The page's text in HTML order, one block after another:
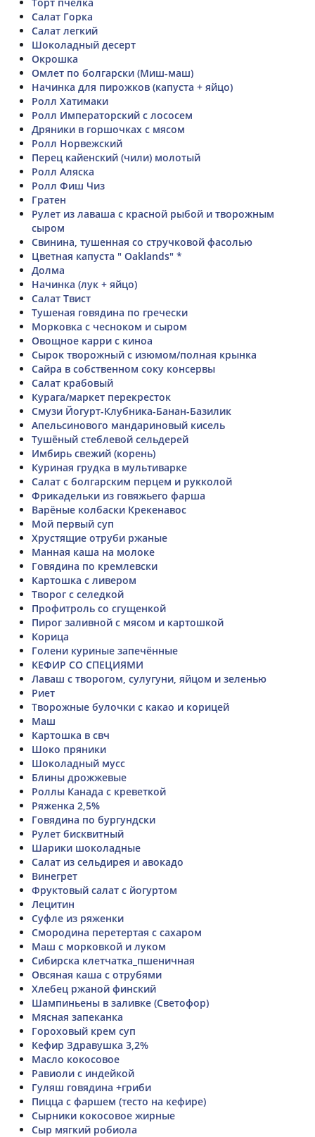
Салат Горка
Салат легкий
Шоколадный десерт
Окрошка
Омлет по болгарски (Миш-маш)
Начинка для пирожков (капуста + яйцо)
Ролл Хатимаки
Ролл Императорский с лососем
Дряники в горшочках с мясом
Ролл Норвежский
Перец кайенский (чили) молотый
Ролл Аляска
Ролл Фиш Чиз
Гратен
Рулет из лаваша с красной рыбой и творожным
сыром
Свинина, тушенная со стручковой фасолью
Цветная капуста " Oaklands" *
Долма
Начинка (лук + яйцо)
Салат Твист
Тушеная говядина по гречески
Морковка с чесноком и сыром
Овощное карри с киноа
Сырок творожный с изюмом/полная крынка
Сайра в собственном соку консервы
Салат крабовый
Курага/маркет перекресток
Смузи Йогурт-Клубника-Банан-Базилик
Апельсинового мандариновый кисель
Тушёный стеблевой сельдерей
Имбирь свежий (корень)
Куриная грудка в мультиварке
Салат с болгарским перцем и рукколой
Фрикадельки из говяжьего фарша
Варёные колбаски Крекенавос
Мой первый суп
Хрустящие отруби ржаные
Манная каша на молоке
Говядина по кремлевски
Картошка с ливером
Творог с селедкой
Профитроль со сгущенкой
Пирог заливной с мясом и картошкой
Корица
Голени куриные запечённые
КЕФИР СО СПЕЦИЯМИ
Лаваш с творогом, сулугуни, яйцом и зеленью
Риет
Творожные булочки с какао и корицей
Маш
Картошка в свч
Шоко пряники
Шоколадный мусс
Блины дрожжевые
Роллы Канада с креветкой
Ряженка 2,5%
Говядина по бургундски
Рулет бисквитный
Шарики шоколадные
Салат из сельдирея и авокадо
Винегрет
Фруктовый салат с йогуртом
Лецитин
Суфле из ряженки
Смородина перетертая с сахаром
Маш с морковкой и луком
Сибирска клетчатка_пшеничная
Овсяная каша с отрубями
Хлебец ржаной финский
Шампиньены в заливке (Светофор)
Мясная запеканка
Гороховый крем суп
Кефир Здравушка 3,2%
Масло кокосовое
Равиоли с индейкой
Гуляш говядина +гриби
Пицца с фаршем (тесто на кефире)
Сырники кокосовое жирные
Сыр мягкий робиола